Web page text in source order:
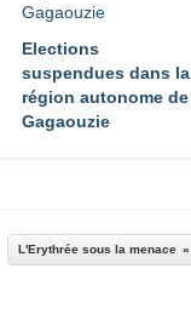
Elections
suspendues dans la
région autonome de
Gagaouzie
L'Erythrée sous la menace